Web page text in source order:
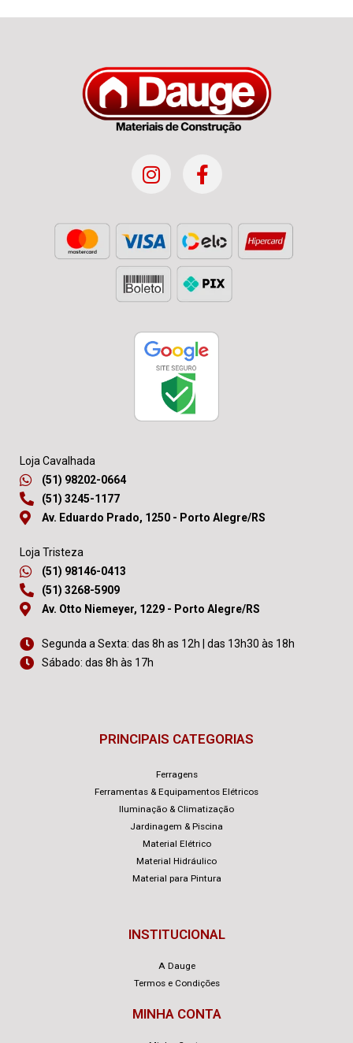
Loja Cavalhada
(51) 98202-0664
(51) 3245-1177
Av. Eduardo Prado, 1250 - Porto Alegre/RS
Loja Tristeza
(51) 98146-0413
(51) 3268-5909
Av. Otto Niemeyer, 1229 - Porto Alegre/RS
Segunda a Sexta: das 8h as 12h | das 13h30 às 18h
Sábado: das 8h às 17h
PRINCIPAIS CATEGORIAS
Ferragens
Ferramentas & Equipamentos Elétricos
Iluminação & Climatização
Jardinagem & Piscina
Material Elétrico
Material Hidráulico
Material para Pintura
INSTITUCIONAL
A Dauge
Termos e Condições
MINHA CONTA